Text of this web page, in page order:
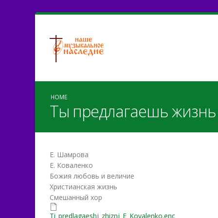
HOME
Ты предлагаешь жизнь
Е. Шамрова
Е. Коваленко
Божия любовь и величие
Христианская жизнь
Смешанный хор
Ti_predlagaeshj_zhiznj_E_Kovalenko.enc